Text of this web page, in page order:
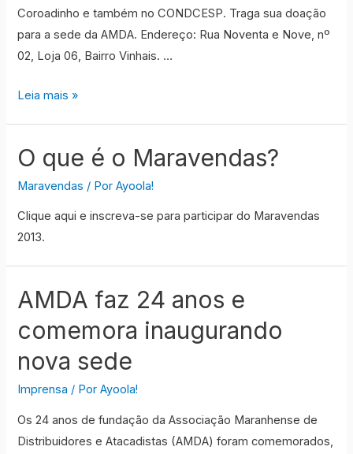
Coroadinho e também no CONDCESP. Traga sua doação
para a sede da AMDA. Endereço: Rua Noventa e Nove, nº
02, Loja 06, Bairro Vinhais. …
Campanha
2013
Leia mais »
O que é o Maravendas?
Maravendas / PorAyoola!
Clique aqui e inscreva-se para participar do Maravendas
2013.
AMDA faz 24 anos e
comemora inaugurando
nova sede
Imprensa / PorAyoola!
Os 24 anos de fundação da Associação Maranhense de
Distribuidores e Atacadistas (AMDA) foram comemorados,